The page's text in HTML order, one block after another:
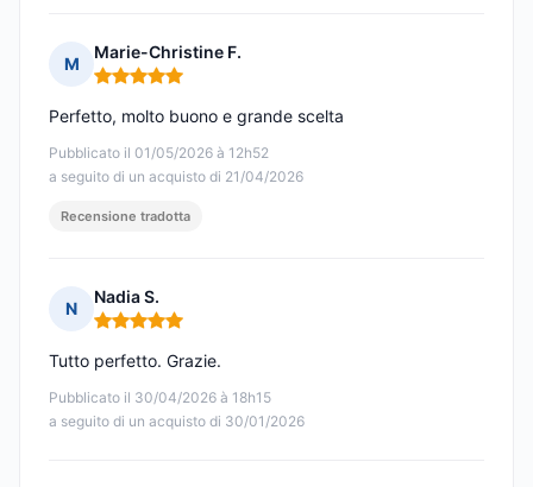
M
Marie-Christine F.
Nota: 5 su 5
Pubblicato il 01/05/2026 à 12h52
a seguito di un acquisto di 21/04/2026
Perfetto, molto buono e grande scelta
Recensione tradotta
N
Nadia S.
Nota: 5 su 5
Pubblicato il 30/04/2026 à 18h15
a seguito di un acquisto di 30/01/2026
Tutto perfetto. Grazie.